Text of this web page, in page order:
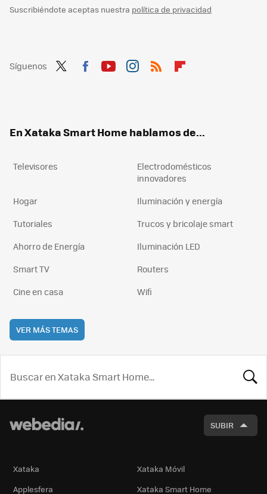
Suscribiéndote aceptas nuestra política de privacidad
Síguenos
En Xataka Smart Home hablamos de...
Televisores
Electrodomésticos
innovadores
Hogar
Iluminación y energía
Tutoriales
Trucos y bricolaje smart
Ahorro de Energía
Iluminación LED
Smart TV
Routers
Cine en casa
Wifi
VER MÁS TEMAS
SUBIR
Xataka
Xataka Móvil
Applesfera
Xataka Smart Home